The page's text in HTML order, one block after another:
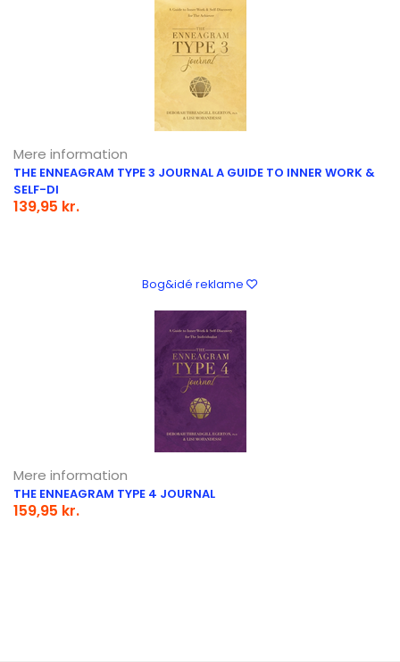
Mere information
THE ENNEAGRAM TYPE 3 JOURNAL A GUIDE TO INNER WORK &
SELF-DI
139,95 kr.
Bog&idé reklame
Mere information
THE ENNEAGRAM TYPE 4 JOURNAL
159,95 kr.